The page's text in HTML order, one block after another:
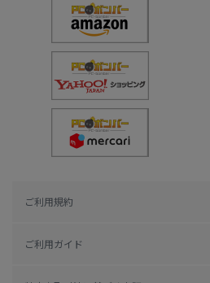
ご利用規約
ご利用ガイド